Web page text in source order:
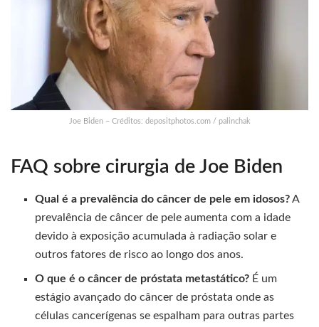
Joe Biden – Créditos: depositphotos.com / palinchak
FAQ sobre cirurgia de Joe Biden
Qual é a prevalência do câncer de pele em idosos?A
prevalência de câncer de pele aumenta com a idade
devido à exposição acumulada à radiação solar e
outros fatores de risco ao longo dos anos.
O que é o câncer de próstata metastático? É um
estágio avançado do câncer de próstata onde as
células cancerígenas se espalham para outras partes